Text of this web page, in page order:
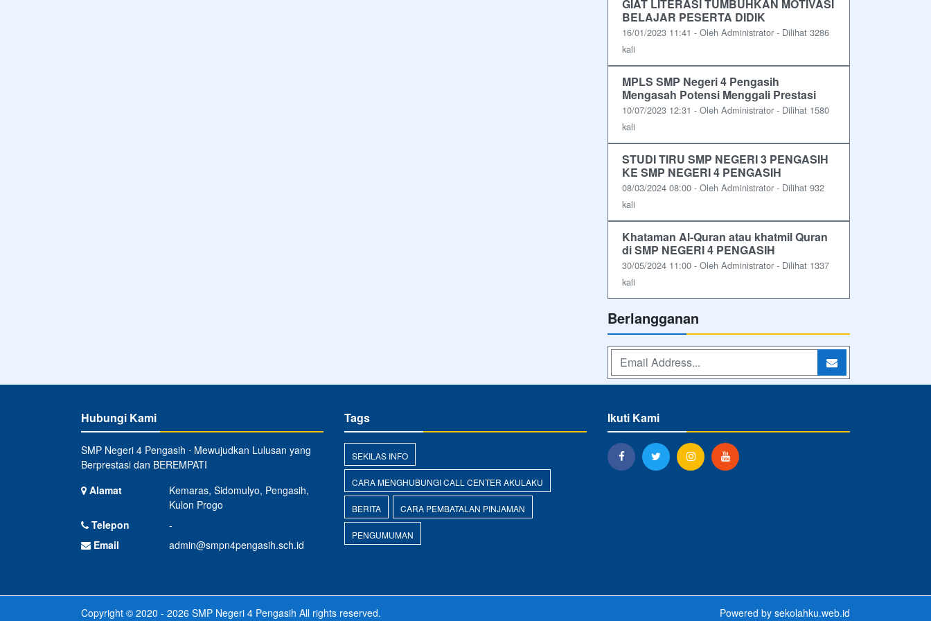
GIAT LITERASI TUMBUHKAN MOTIVASI
BELAJAR PESERTA DIDIK
16/01/2023 11:41 - Oleh Administrator - Dilihat 3286
kali
MPLS SMP Negeri 4 Pengasih
Mengasah Potensi Menggali Prestasi
10/07/2023 12:31 - Oleh Administrator - Dilihat 1580
kali
STUDI TIRU SMP NEGERI 3 PENGASIH
KE SMP NEGERI 4 PENGASIH
08/03/2024 08:00 - Oleh Administrator - Dilihat 932
kali
Khataman Al-Quran atau khatmil Quran
di SMP NEGERI 4 PENGASIH
30/05/2024 11:00 - Oleh Administrator - Dilihat 1337
kali
Berlangganan
Hubungi Kami
SMP Negeri 4 Pengasih ⋅ Mewujudkan Lulusan yang
Berprestasi dan BEREMPATI
Alamat
Kemaras, Sidomulyo, Pengasih,
Kulon Progo
Telepon
-
Email
admin@smpn4pengasih.sch.id
Tags
SEKILAS INFO
CARA MENGHUBUNGI CALL CENTER AKULAKU
BERITA CARA PEMBATALAN PINJAMAN
PENGUMUMAN
Ikuti Kami
Copyright © 2020 - 2026 SMP Negeri 4 Pengasih All rights reserved. Powered by sekolahku.web.id